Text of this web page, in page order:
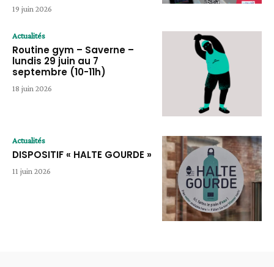
19 juin 2026
Actualités
Routine gym – Saverne –
lundis 29 juin au 7
septembre (10-11h)
18 juin 2026
Actualités
DISPOSITIF « HALTE GOURDE »
11 juin 2026